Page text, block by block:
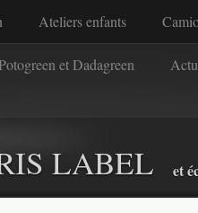
Ateliers enfants
et Dadagreen
LABEL et